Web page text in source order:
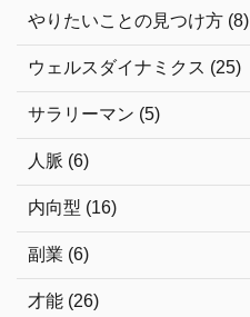
やりたいことの見つけ方 (8)
ウェルスダイナミクス (25)
サラリーマン (5)
人脈 (6)
内向型 (16)
副業 (6)
才能 (26)